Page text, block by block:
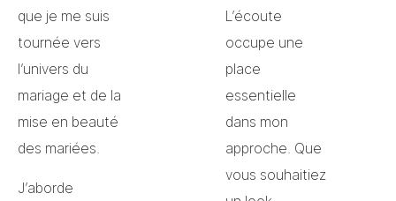
que je me suis
tournée vers
l’univers du
mariage et de la
mise en beauté
des mariées.
J’aborde
L’écoute
occupe une
place
essentielle
dans mon
approche. Que
vous souhaitiez